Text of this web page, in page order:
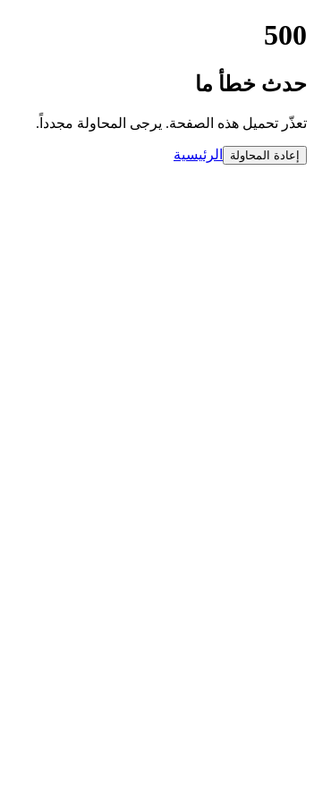
500
حدث خطأ ما
تعذّر تحميل هذه الصفحة. يرجى المحاولة مجدداً.
إعادة المحاولة الرئيسية